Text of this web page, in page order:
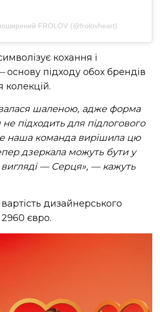
FROLOV (@frolovheart)
кохання і
основу підходу обох брендів
колекцій.
шаленою, адже форма
підходить для підлогового
наша команда вирішила цю
дзеркала можуть бути у
— Серця», — кажуть
дизайнерського
євро.